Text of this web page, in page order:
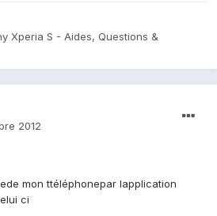
Xperia S - Aides, Questions &
2012
mon ttéléphonepar lapplication
ci